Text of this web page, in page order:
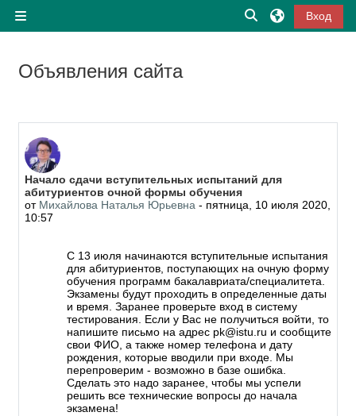
ИзменитьВход
Объявления сайта
Начало сдачи вступительных испытаний для
абитуриентов очной формы обучения
от Михайлова Наталья Юрьевна - пятница, 10 июля 2020,
10:57
C 13 июля начинаются вступительные испытания
для абитуриентов, поступающих на очную форму
обучения программ бакалавриата/специалитета.
Экзамены будут проходить в определенные даты
и время. Заранее проверьте вход в систему
тестирования. Если у Вас не получиться войти, то
напишите письмо на адрес pk@istu.ru и сообщите
свои ФИО, а также номер телефона и дату
рождения, которые вводили при входе. Мы
перепроверим - возможно в базе ошибка.
Сделать это надо заранее, чтобы мы успели
решить все технические вопросы до начала
экзамена!